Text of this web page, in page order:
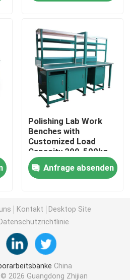
und -zubehör
Polishing Lab Work
Benches with
Customized Load
Capacity 200-500kg
and Powder Coating
Anfrage absenden
Kontakt
Desktop Site
Datenschutzrichtlinie
China
2026 Guangdong Zhijian